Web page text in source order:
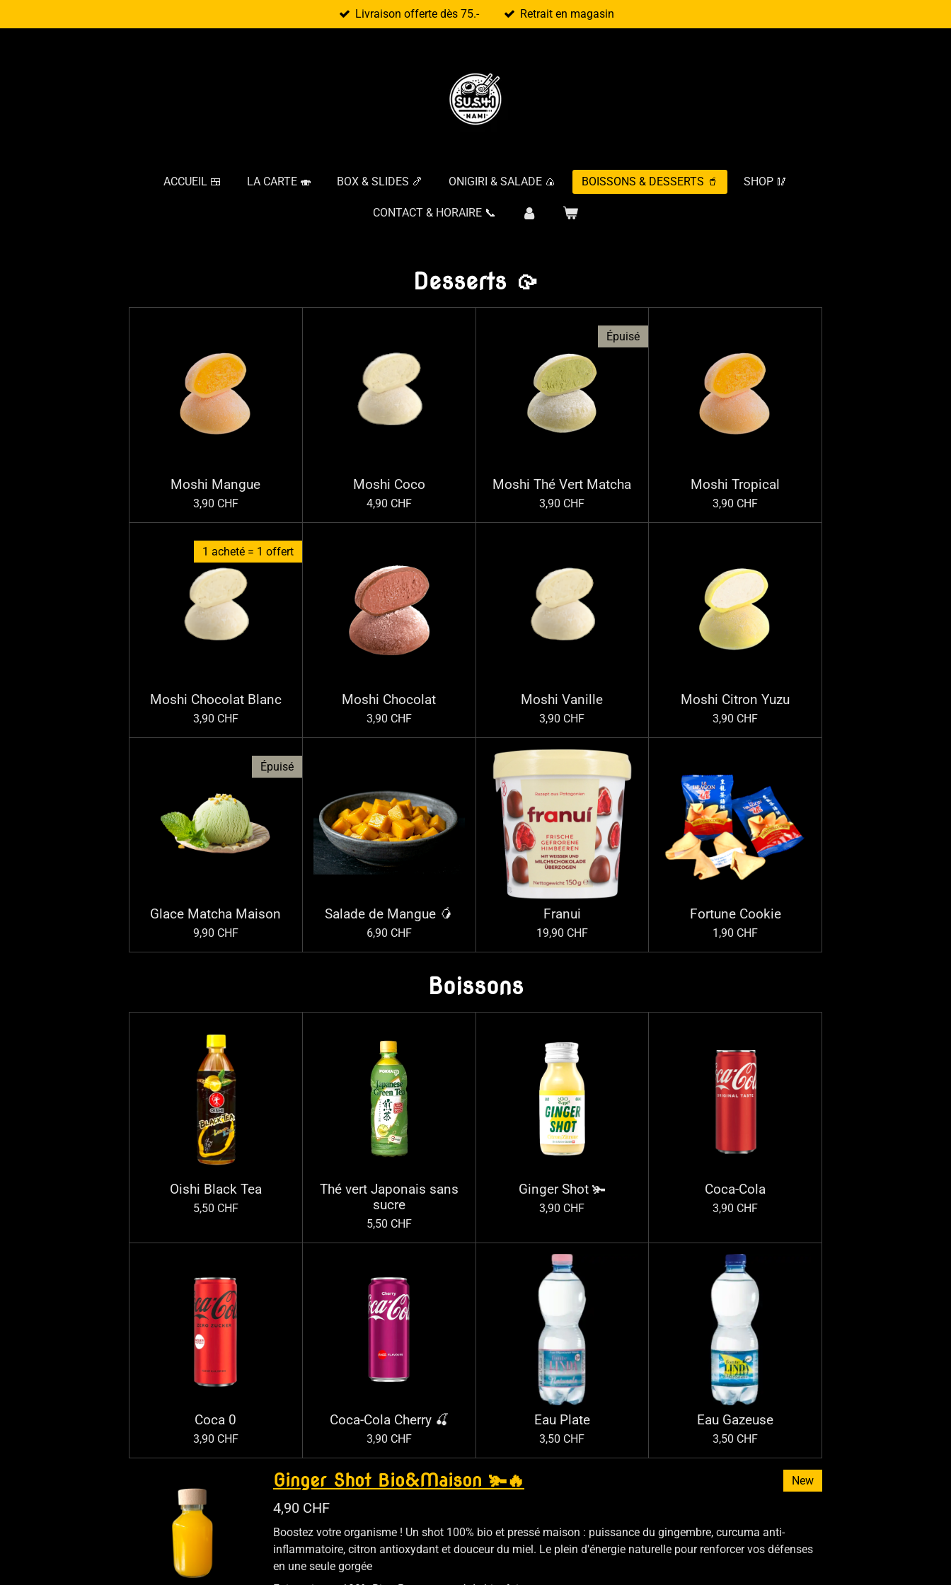
au
Livraison offerte dès 75.- Retrait en magasin
ACCUEIL 🍱 LA CARTE 🍣 BOX & SLIDES 🍤 ONIGIRI & SALADE 🍙 BOISSONS & DESSERTS 🥤 SHOP 🥢
CONTACT & HORAIRE 📞
Desserts 🥠
Moshi Mangue
3,90 CHF
Moshi Coco
4,90 CHF
Épuisé
Moshi Thé Vert Matcha
3,90 CHF
Moshi Tropical
3,90 CHF
1 acheté = 1 offert
Moshi Chocolat Blanc
3,90 CHF
Moshi Chocolat
3,90 CHF
Moshi Vanille
3,90 CHF
Moshi Citron Yuzu
3,90 CHF
Épuisé
Glace Matcha Maison
9,90 CHF
Salade de Mangue 🥭
6,90 CHF
Franui
19,90 CHF
Fortune Cookie
1,90 CHF
Boissons
Oishi Black Tea
5,50 CHF
Thé vert Japonais sans
sucre
5,50 CHF
Ginger Shot 🫚
3,90 CHF
Coca-Cola
3,90 CHF
Coca 0
3,90 CHF
Coca-Cola Cherry 🍒
3,90 CHF
Eau Plate
3,50 CHF
Eau Gazeuse
3,50 CHF
New
Ginger Shot Bio&Maison 🫚🔥
4,90 CHF
Boostez votre organisme ! Un shot 100% bio et pressé maison : puissance du gingembre, curcuma anti-
inflammatoire, citron antioxydant et douceur du miel. Le plein d'énergie naturelle pour renforcer vos défenses
en une seule gorgée